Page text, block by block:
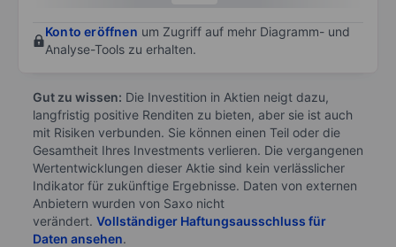
Konto eröffnen um Zugriff auf mehr Diagramm- und
Analyse-Tools zu erhalten.
Gut zu wissen: Die Investition in Aktien neigt dazu,
langfristig positive Renditen zu bieten, aber sie ist auch
mit Risiken verbunden. Sie können einen Teil oder die
Gesamtheit Ihres Investments verlieren. Die vergangenen
Wertentwicklungen dieser Aktie sind kein verlässlicher
Indikator für zukünftige Ergebnisse. Daten von externen
Anbietern wurden von Saxo nicht
verändert. Vollständiger Haftungsausschluss für
Daten ansehen.